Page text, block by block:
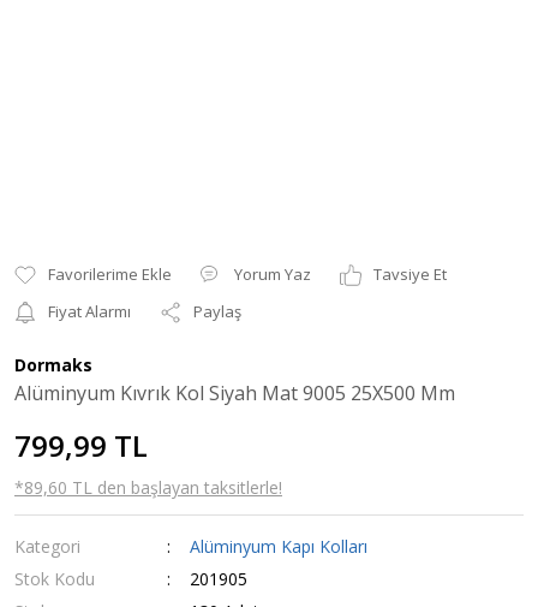
Yorum Yaz
Tavsiye Et
Fiyat Alarmı
Paylaş
Dormaks
Alüminyum Kıvrık Kol Siyah Mat 9005 25X500 Mm
799,99 TL
*89,60 TL den başlayan taksitlerle!
Kategori
Alüminyum Kapı Kolları
Stok Kodu
201905